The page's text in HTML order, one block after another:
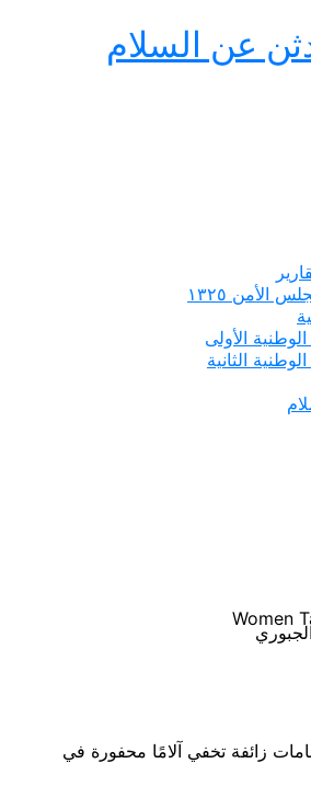
١٣٢٥
الأولى
الثانية
Women
زائفة تخفي آلامًا محفورة في